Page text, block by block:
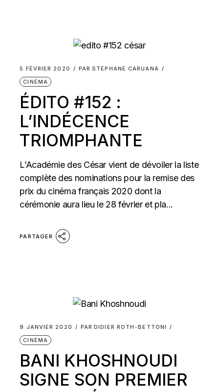
5 FÉVRIER 2020 PAR STÉPHANE CARUANA
CINÉMA
ÉDITO #152 :
L’INDÉCENCE
TRIOMPHANTE
L’Académie des César vient de dévoiler la liste
complète des nominations pour la remise des
prix du cinéma français 2020 dont la
cérémonie aura lieu le 28 février et pla...
PARTAGER
9 JANVIER 2020 PAR DIDIER ROTH-BETTONI
CINÉMA
BANI KHOSHNOUDI
SIGNE SON PREMIER